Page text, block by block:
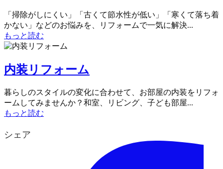
「掃除がしにくい」「古くて節水性が低い」「寒くて落ち着
かない」などのお悩みを、リフォームで一気に解決...
もっと読む
内装リフォーム
暮らしのスタイルの変化に合わせて、お部屋の内装をリフォ
ームしてみませんか？和室、リビング、子ども部屋...
もっと読む
シェア